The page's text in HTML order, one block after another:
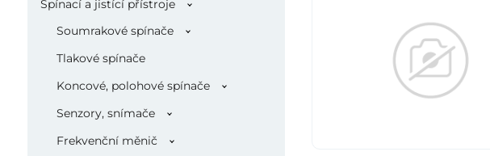
Spínací a jistící přístroje
Soumrakové spínače
Tlakové spínače
Koncové, polohové spínače
Senzory, snímače
Frekvenční měnič